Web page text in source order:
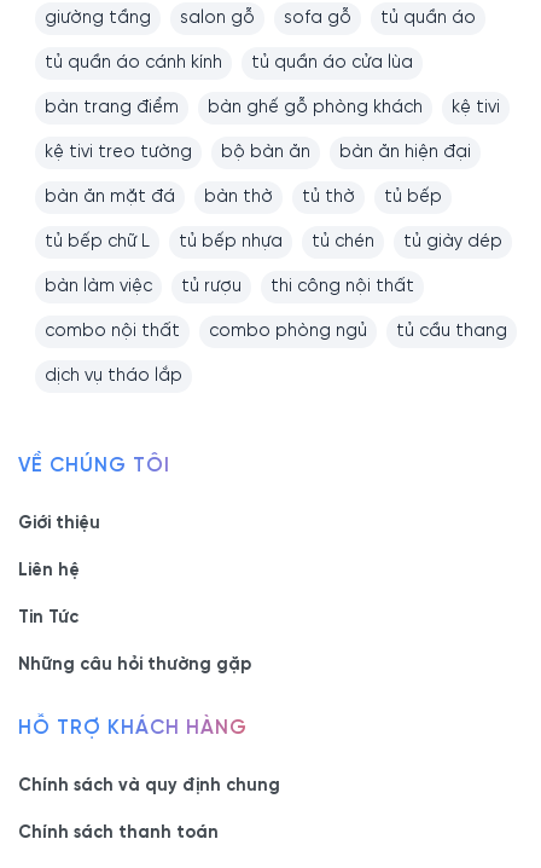
giường tầng salon gỗ sofa gỗ tủ quần áo
tủ quần áo cánh kính tủ quần áo cửa lùa
bàn trang điểm bàn ghế gỗ phòng khách kệ tivi
kệ tivi treo tường bộ bàn ăn bàn ăn hiện đại
bàn ăn mặt đá bàn thờ tủ thờ tủ bếp
tủ bếp chữ L tủ bếp nhựa tủ chén tủ giày dép
bàn làm việc tủ rượu thi công nội thất
combo nội thất combo phòng ngủ tủ cầu thang
dịch vụ tháo lắp
VỀ CHÚNG TÔI
Giới thiệu
Liên hệ
Tin Tức
Những câu hỏi thường gặp
HỖ TRỢ KHÁCH HÀNG
Chính sách và quy định chung
Chính sách thanh toán